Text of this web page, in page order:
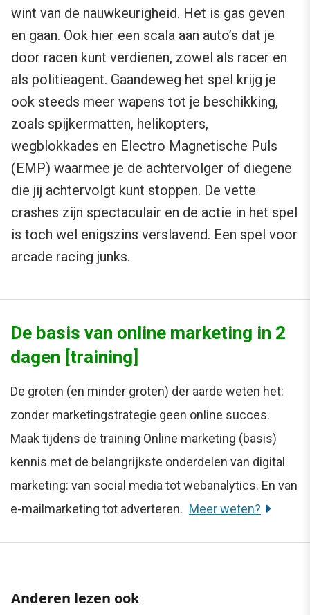
wint van de nauwkeurigheid. Het is gas geven
en gaan. Ook hier een scala aan auto’s dat je
door racen kunt verdienen, zowel als racer en
als politieagent. Gaandeweg het spel krijg je
ook steeds meer wapens tot je beschikking,
zoals spijkermatten, helikopters,
wegblokkades en Electro Magnetische Puls
(EMP) waarmee je de achtervolger of diegene
die jij achtervolgt kunt stoppen. De vette
crashes zijn spectaculair en de actie in het spel
is toch wel enigszins verslavend. Een spel voor
arcade racing junks.
De basis van online marketing in 2
dagen [training]
De groten (en minder groten) der aarde weten het:
zonder marketingstrategie geen online succes.
Maak tijdens de training Online marketing (basis)
kennis met de belangrijkste onderdelen van digital
marketing: van social media tot webanalytics. En van
e-mailmarketing tot adverteren. Meer weten?
Anderen lezen ook